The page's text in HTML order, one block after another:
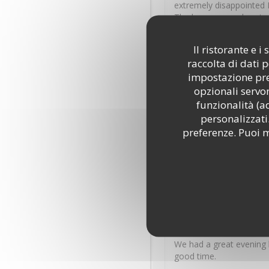
Il ristorante e i
raccolta di dati
impostazione
opzionali
funzionalità
preferenze. Puoi
extremely disappointed
The lasagna was burnt
food Even the cheese
you used to serve
JamesM
2026-07-31- 18:45 - Ospiti 4
Excellent service,
We had a great
good time.